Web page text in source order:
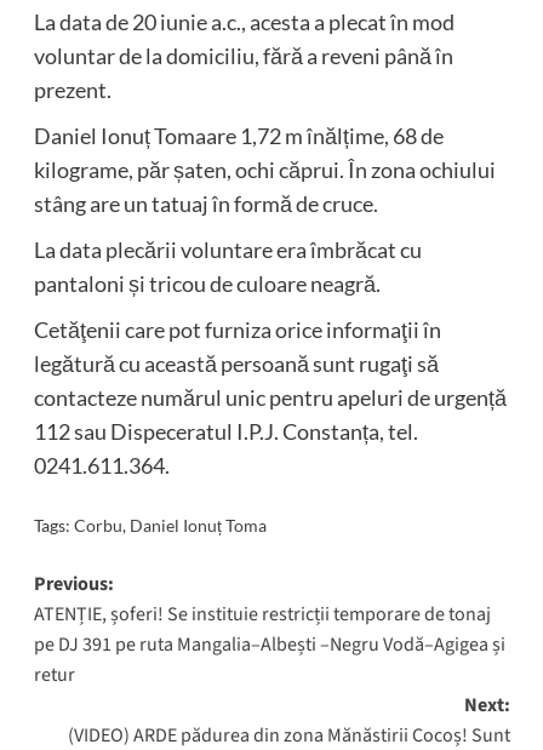
La data de 20 iunie a.c., acesta a plecat în mod
voluntar de la domiciliu, fără a reveni până în
prezent.
Daniel Ionuț Tomaare 1,72 m înălțime, 68 de
kilograme, păr șaten, ochi căprui. În zona ochiului
stâng are un tatuaj în formă de cruce.
La data plecării voluntare era îmbrăcat cu
pantaloni și tricou de culoare neagră.
Cetăţenii care pot furniza orice informaţii în
legătură cu această persoană sunt rugaţi să
contacteze numărul unic pentru apeluri de urgență
112 sau Dispeceratul I.P.J. Constanța, tel.
0241.611.364.
Tags: Corbu, Daniel Ionuț Toma
Post
navigation
Previous:
ATENȚIE, șoferi! Se instituie restricții temporare de tonaj
pe DJ 391 pe ruta Mangalia–Albești –Negru Vodă–Agigea și
retur
Next:
(VIDEO) ARDE pădurea din zona Mănăstirii Cocoș! Sunt